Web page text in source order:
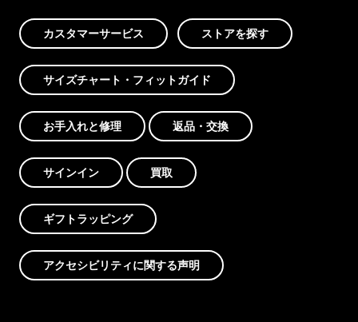
カスタマーサービス ストアを探す
サイズチャート・フィットガイド
お手入れと修理 返品・交換
サインイン 買取
ギフトラッピング
アクセシビリティに関する声明